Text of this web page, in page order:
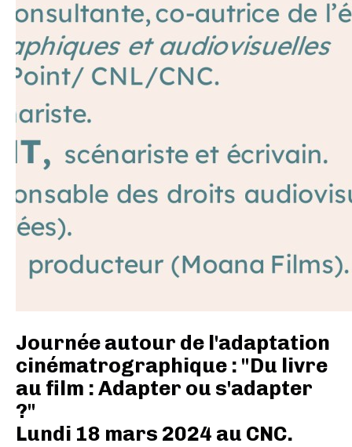
Journée autour de l'adaptation
cinématrographique : "Du livre
au film : Adapter ou s'adapter
?"
Lundi 18 mars 2024 au CNC.